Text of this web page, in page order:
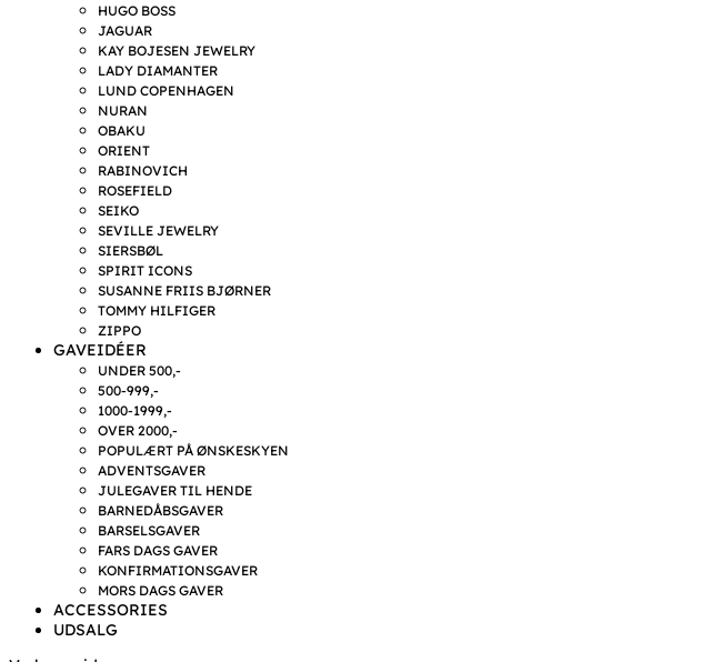
HUGO BOSS
JAGUAR
KAY BOJESEN JEWELRY
LADY DIAMANTER
LUND COPENHAGEN
NURAN
OBAKU
ORIENT
RABINOVICH
ROSEFIELD
SEIKO
SEVILLE JEWELRY
SIERSBØL
SPIRIT ICONS
SUSANNE FRIIS BJØRNER
TOMMY HILFIGER
ZIPPO
GAVEIDÉER
UNDER 500,-
500-999,-
1000-1999,-
OVER 2000,-
POPULÆRT PÅ ØNSKESKYEN
ADVENTSGAVER
JULEGAVER TIL HENDE
BARNEDÅBSGAVER
BARSELSGAVER
FARS DAGS GAVER
KONFIRMATIONSGAVER
MORS DAGS GAVER
ACCESSORIES
UDSALG